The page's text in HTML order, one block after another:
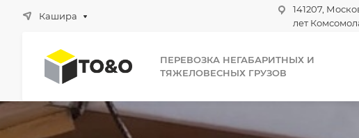
Кашира
141207,
лет
ПЕРЕВОЗКА НЕГАБАРИТНЫХ И
ТЯЖЕЛОВЕСНЫХ ГРУЗОВ